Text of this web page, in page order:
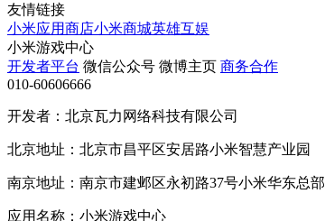
友情链接
小米应用商店小米商城英雄互娱
小米游戏中心
开发者平台 微信公众号 微博主页 商务合作
010-60606666
开发者：北京瓦力网络科技有限公司
北京地址：北京市昌平区安居路小米智慧产业园
南京地址：南京市建邺区永初路37号小米华东总部
应用名称：小米游戏中心